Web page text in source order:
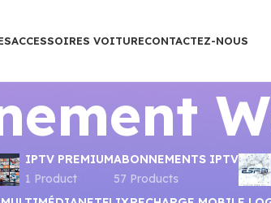
ACCESSOIRES VOITURECONTACTEZ-NOUS
IPTV PREMIUM
1 Product
ABONNEMENTS IPTV
57 Products